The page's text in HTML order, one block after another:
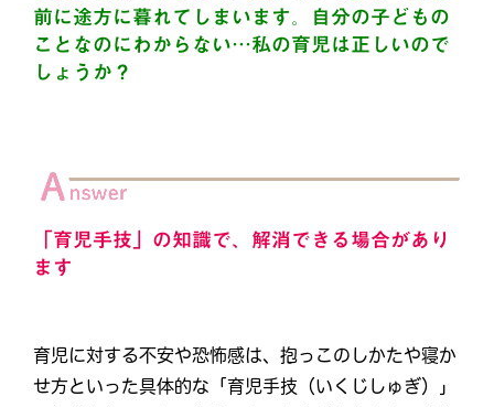
前に途方に暮れてしまいます。自分の子どもの
ことなのにわからない…私の育児は正しいので
しょうか？
「育児手技」の知識で、解消できる場合があり
ます
育児に対する不安や恐怖感は、抱っこのしかたや寝か
せ方といった具体的な「育児手技（いくじしゅぎ）」